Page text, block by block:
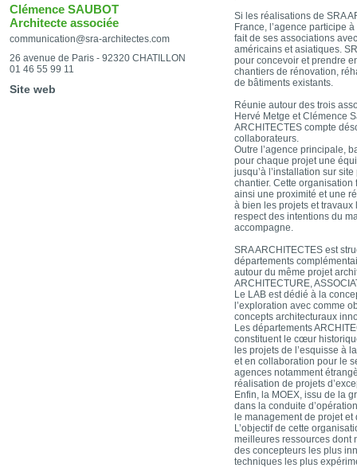
Clémence SAUBOT
Architecte associée
communication@sra-architectes.com
26 avenue de Paris - 92320 CHATILLON
01 46 55 99 11
Site web
Si les réalisations de SRA
France, l’agence participe
fait de ses associations
américains et asiatiques.
pour concevoir et prendre
chantiers de rénovation,
de bâtiments existants.
Réunie autour des trois
Hervé Metge et Clémence
ARCHITECTES compte
collaborateurs.
Outre l’agence principale,
pour chaque projet une
jusqu’à l’installation sur
chantier. Cette
ainsi une proximité et une
à bien les projets et
respect des intentions du
accompagne.
SRA ARCHITECTES est
départements
autour du même projet
ARCHITECTURE,
Le LAB est dédié à la
l’exploration avec comme
concepts architecturaux
Les départements
constituent le cœur
les projets de l’esquisse à
et en collaboration pour le
agences notamment
réalisation de projets
Enfin, la MOEX, issu de la
dans la conduite
le management de projet et
L’objectif de cette
meilleures ressources dont
des concepteurs les plus
techniques les plus